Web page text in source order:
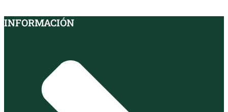
INFORMACIÓN